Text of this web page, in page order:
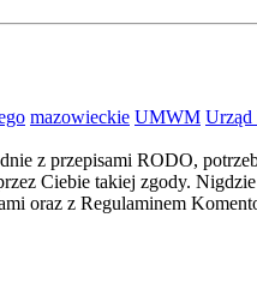
mazowieckie UMWM Urząd
z przepisami RODO,
Ciebie takiej zgody.
oraz z Regulaminem